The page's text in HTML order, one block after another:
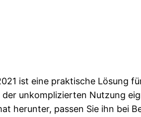
ist eine praktische Lösung
unkomplizierten Nutzung
herunter, passen Sie ihn bei